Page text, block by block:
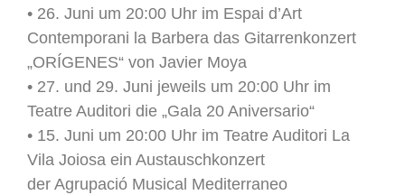
• 26. Juni um 20:00 Uhr im Espai d’Art
Contemporani la Barbera das Gitarrenkonzert
„ORÍGENES“ von Javier Moya
• 27. und 29. Juni jeweils um 20:00 Uhr im
Teatre Auditori die „Gala 20 Aniversario“
• 15. Juni um 20:00 Uhr im Teatre Auditori La
Vila Joiosa ein Austauschkonzert
der Agrupació Musical Mediterraneo